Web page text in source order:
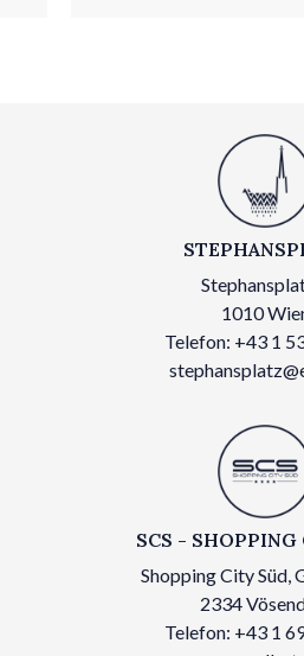
1010
Telefon: +43 1
SCS - SHOPPING
Shopping City Süd,
2334
Telefon: +43 1